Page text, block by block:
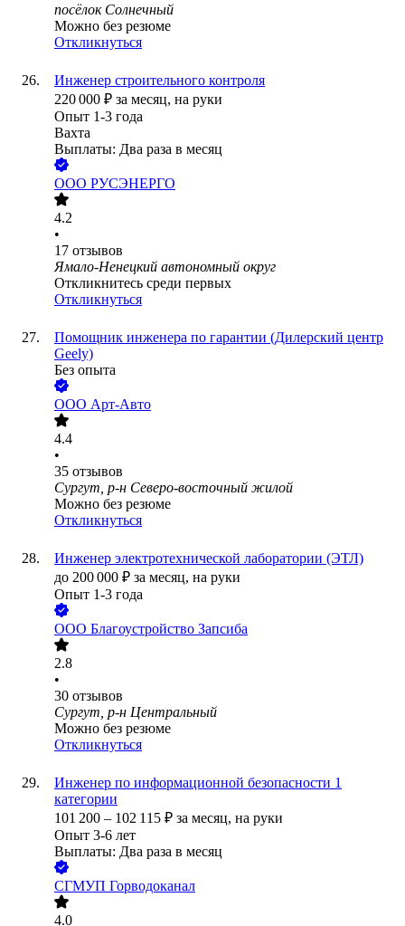
посёлок Солнечный
Можно без резюме
Откликнуться
Инженер строительного контроля
220 000 ₽ за месяц, на руки
Опыт 1-3 года
Вахта
Выплаты: Два раза в месяц
ООО РУСЭНЕРГО
4.2
•
17 отзывов
Ямало-Ненецкий автономный округ
Откликнитесь среди первых
Откликнуться
Помощник инженера по гарантии (Дилерский центр
Geely)
Без опыта
ООО Арт-Авто
4.4
•
35 отзывов
Сургут, р-н Северо-восточный жилой
Можно без резюме
Откликнуться
Инженер электротехнической лаборатории (ЭТЛ)
до 200 000 ₽ за месяц, на руки
Опыт 1-3 года
ООО Благоустройство Запсиба
2.8
•
30 отзывов
Сургут, р-н Центральный
Можно без резюме
Откликнуться
Инженер по информационной безопасности 1
категории
101 200 – 102 115 ₽ за месяц, на руки
Опыт 3-6 лет
Выплаты: Два раза в месяц
СГМУП Горводоканал
4.0